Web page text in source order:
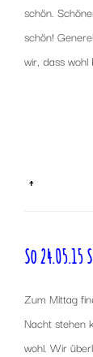
schön.
schön!
wir, dass wohl
↑
So
Zum Mittag
Nacht stehen
wohl. Wir